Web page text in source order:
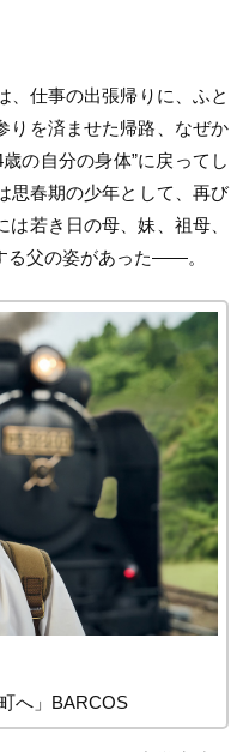
、仕事の出張帰りに、ふと
りを済ませた帰路、なぜか
の自分の身体”に戻ってし
思春期の少年として、再び
若き日の母、妹、祖母、
る父の姿があった——。
へ」BARCOS